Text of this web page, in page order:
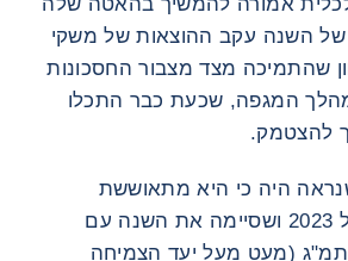
השנה עקב ההוצאות של משקי
שהתמיכה מצד מצבור החסכונות
המגפה, שכעת כבר התכלו
להצטמק.
היה כי היא מתאוששת
במחצית השנייה של 2023 ושסיימה את השנה עם
של 5.2% בתמ"ג (מעט מעל יעד הצמיחה